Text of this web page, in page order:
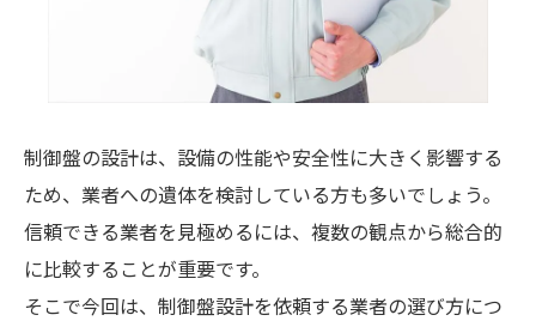
制御盤の設計は、設備の性能や安全性に大きく影響する
ため、業者への遺体を検討している方も多いでしょう。
信頼できる業者を見極めるには、複数の観点から総合的
に比較することが重要です。
そこで今回は、制御盤設計を依頼する業者の選び方につ